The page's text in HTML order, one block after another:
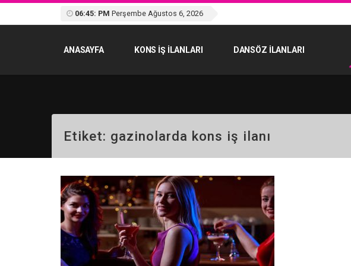
06:45: PM Perşembe Ağustos 6, 2026
ANASAYFA KONS IŞ ILANLARI DANSÖZ İLANLARI
Etiket: gazinolarda kons iş ilanı